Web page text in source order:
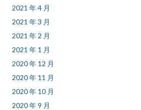
2021 年 4 月
2021 年 3 月
2021 年 2 月
2021 年 1 月
2020 年 12 月
2020 年 11 月
2020 年 10 月
2020 年 9 月